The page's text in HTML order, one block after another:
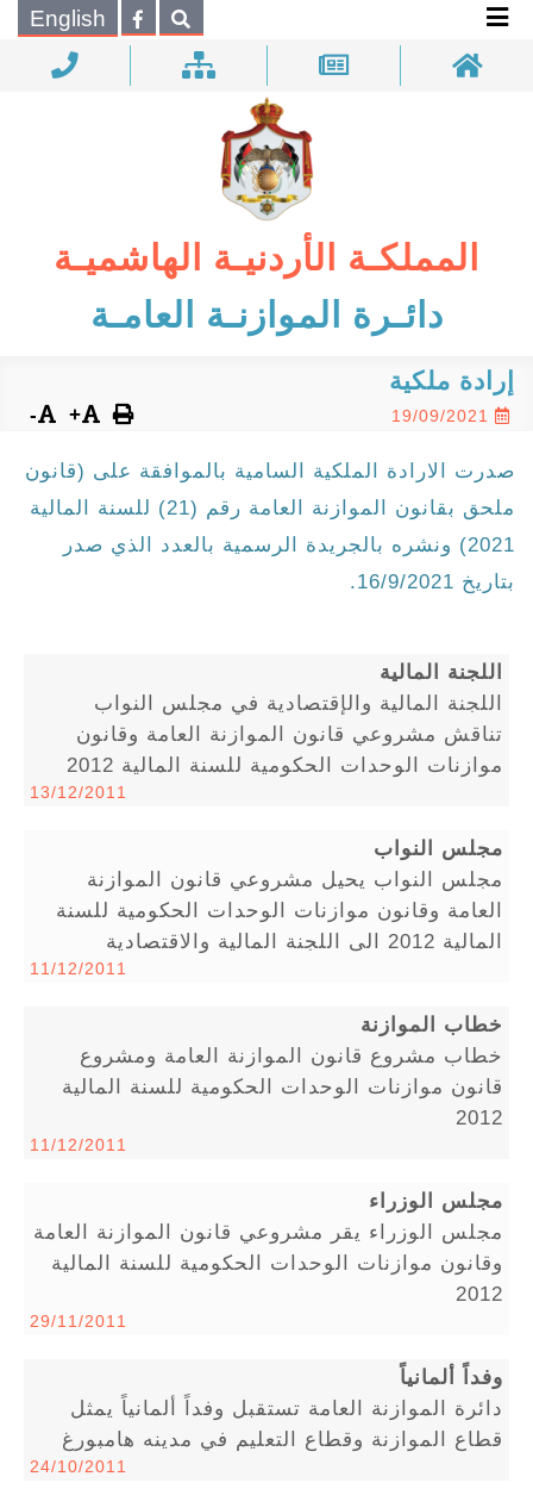
بحـث English
المملكـة الأردنيـة الهاشميـة
دائـرة الموازنـة العامـة
إرادة ملكية
19/09/2021
+
-
صدرت الارادة الملكية السامية بالموافقة على (قانون
ملحق بقانون الموازنة العامة رقم (21) للسنة المالية
2021) ونشره بالجريدة الرسمية بالعدد الذي صدر
بتاريخ 16/9/2021.
اللجنة المالية
اللجنة المالية والإقتصادية في مجلس النواب
تناقش مشروعي قانون الموازنة العامة وقانون
موازنات الوحدات الحكومية للسنة المالية 2012
13/12/2011
مجلس النواب
مجلس النواب يحيل مشروعي قانون الموازنة
العامة وقانون موازنات الوحدات الحكومية للسنة
المالية 2012 الى اللجنة المالية والاقتصادية
11/12/2011
خطاب الموازنة
خطاب مشروع قانون الموازنة العامة ومشروع
قانون موازنات الوحدات الحكومية للسنة المالية
2012
11/12/2011
مجلس الوزراء
مجلس الوزراء يقر مشروعي قانون الموازنة العامة
وقانون موازنات الوحدات الحكومية للسنة المالية
2012
29/11/2011
وفداً ألمانياً
دائرة الموازنة العامة تستقبل وفداً ألمانياً يمثل
قطاع الموازنة وقطاع التعليم في مدينه هامبورغ
24/10/2011